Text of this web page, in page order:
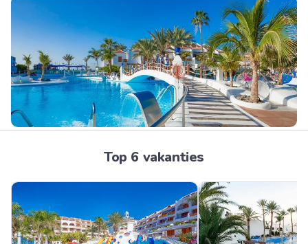
Top 6 vakanties